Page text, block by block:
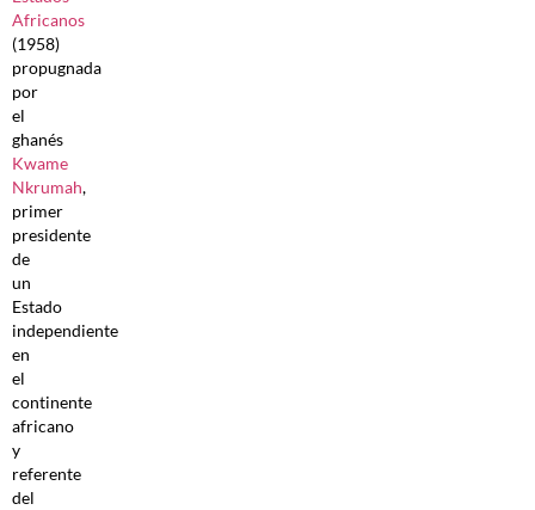
Africanos
(1958)
propugnada
por
el
ghanés
Kwame
Nkrumah,
primer
presidente
de
un
Estado
independiente
en
el
continente
africano
y
referente
del